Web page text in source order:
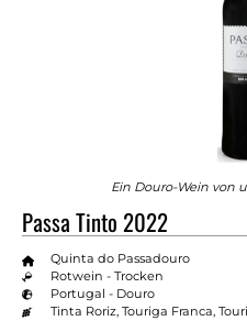
Ein Douro-Wein von
Passa Tinto 2022
Quinta do Passadouro
Rotwein - Trocken
Portugal - Douro
Tinta Roriz, Touriga Franca,